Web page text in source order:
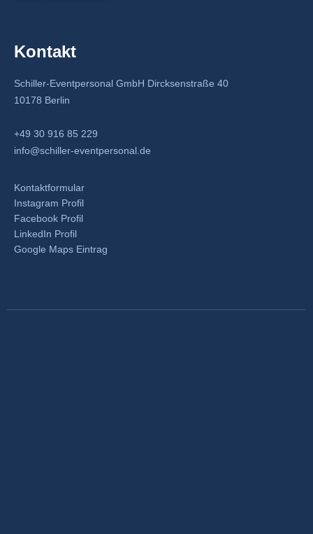
Kontakt
Schiller-Eventpersonal GmbH Dircksenstraße 40
10178 Berlin
+49 30 916 85 229
info@schiller-eventpersonal.de
Kontaktformular
Instagram Profil
Facebook Profil
LinkedIn Profil
Google Maps Eintrag